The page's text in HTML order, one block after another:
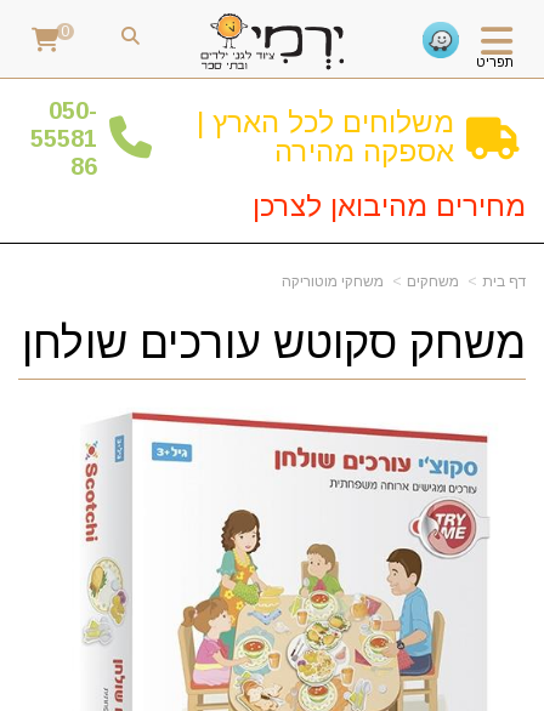
תפריט
0
משלוחים לכל הארץ |
אספקה מהירה
050-
55581
86
מחירים מהיבואן לצרכן
דף בית משחקים משחקי מוטוריקה
משחק סקוטש עורכים שולחן